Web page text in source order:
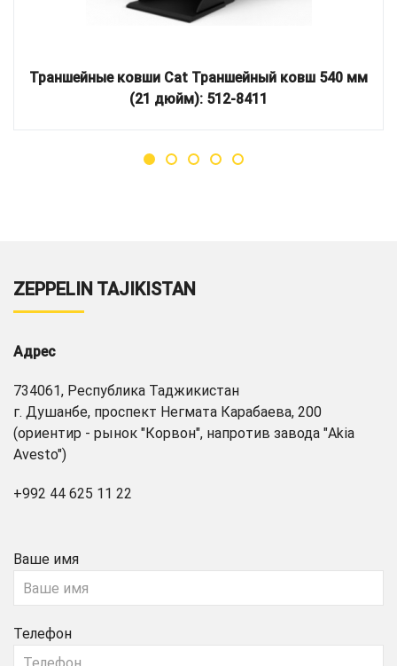
Траншейные ковши Cat Траншейный ковш 540 мм
(21 дюйм): 512-8411
ZEPPELIN TAJIKISTAN
Адрес
734061, Республика Таджикистан
г. Душанбе, проспект Негмата Карабаева, 200
(ориентир - рынок "Корвон", напротив завода "Akia
Avesto")
+992 44 625 11 22
Ваше имя
Телефон